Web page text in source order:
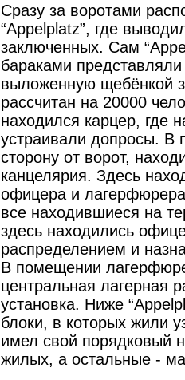
Сразу за воротами
“Appelplatz”, где
заключенных. Сам
бараками
выложенную щебёнкой
рассчитан на 20000
находился карцер, где
устраивали допросы. В
сторону от ворот,
канцелярия. Здесь
офицера и
все находившиеся на
здесь находились
распределением и
В помещении
центральная лагерная
установка. Ниже
блоки, в которых жили
имел свой порядковый
жилых, а остальные -